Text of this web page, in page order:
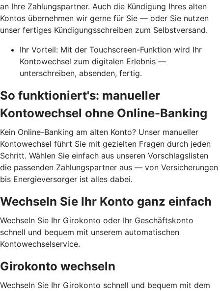
an Ihre Zahlungspartner. Auch die Kündigung Ihres alten
Kontos übernehmen wir gerne für Sie — oder Sie nutzen
unser fertiges Kündigungsschreiben zum Selbstversand.
Ihr Vorteil: Mit der Touchscreen-Funktion wird Ihr
Kontowechsel zum digitalen Erlebnis —
unterschreiben, absenden, fertig.
So funktioniert's: manueller
Kontowechsel ohne Online-Banking
Kein Online-Banking am alten Konto? Unser manueller
Kontowechsel führt Sie mit gezielten Fragen durch jeden
Schritt. Wählen Sie einfach aus unseren Vorschlagslisten
die passenden Zahlungspartner aus — von Versicherungen
bis Energieversorger ist alles dabei.
Wechseln Sie Ihr Konto ganz einfach
Wechseln Sie Ihr Girokonto oder Ihr Geschäftskonto
schnell und bequem mit unserem automatischen
Kontowechselservice.
Girokonto wechseln
Wechseln Sie Ihr Girokonto schnell und bequem mit dem